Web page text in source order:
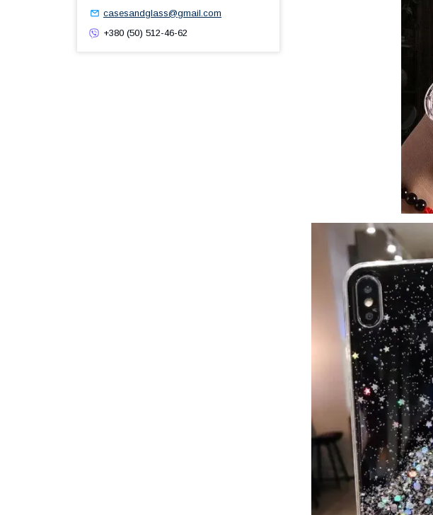
casesandglass@gmail.com
+380 (50) 512-46-62